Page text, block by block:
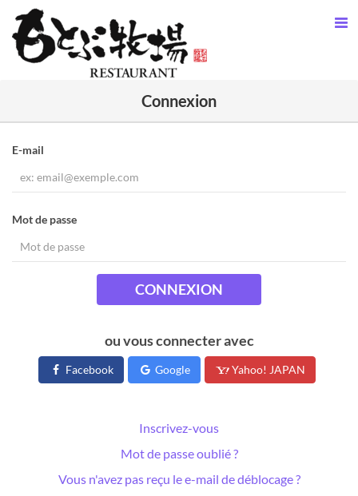
Connexion
E-mail
Mot de passe
CONNEXION
ou vous connecter avec
Facebook Google Yahoo! JAPAN
Inscrivez-vous
Mot de passe oublié ?
Vous n'avez pas reçu le e-mail de déblocage ?